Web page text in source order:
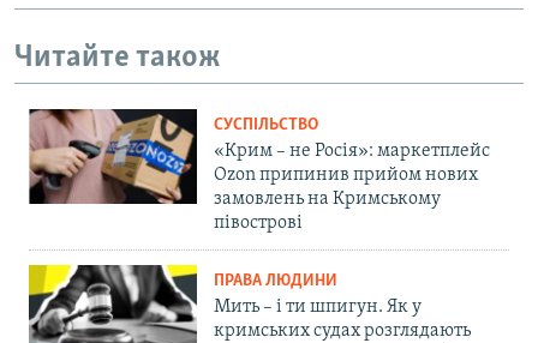
Читайте також
СУСПІЛЬСТВО
«Крим – не Росія»: маркетплейс
Ozon припинив прийом нових
замовлень на Кримському
півострові
ПРАВА ЛЮДИНИ
Мить – і ти шпигун. Як у
кримських судах розглядають